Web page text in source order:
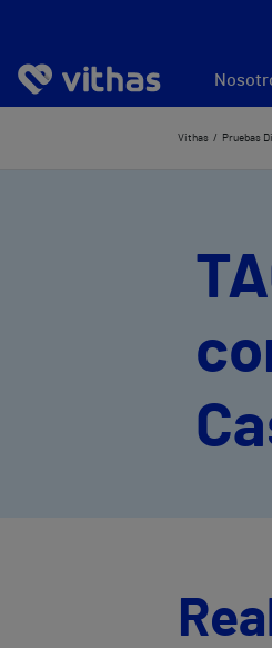
Vithas Pruebas